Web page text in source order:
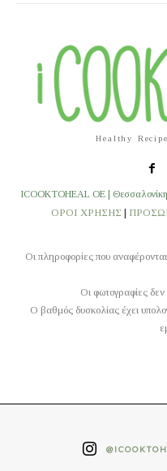
Healthy
ICOOKTOHEAL OE |
ΟΡΟΙ ΧΡΗΣΗΣ |
Οι πληροφορίες που αναφέρονται
Οι φωτογραφίες δεν
O βαθμός δυσκολίας έχει